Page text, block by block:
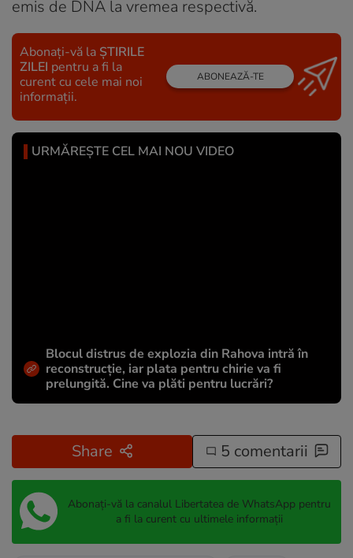
emis de DNA la vremea respectivă.
Abonați-vă la ȘTIRILE
ZILEI pentru a fi la
curent cu cele mai noi
informații.
ABONEAZĂ-TE
URMĂREȘTE CEL MAI NOU VIDEO
Blocul distrus de explozia din Rahova intră în
reconstrucție, iar plata pentru chirie va fi
prelungită. Cine va plăti pentru lucrări?
Share 5 comentarii
Abonați-vă la canalul Libertatea de WhatsApp pentru
a fi la curent cu ultimele informații